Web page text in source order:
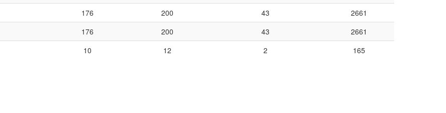
176 200 43
2661
176 200 43
2661
10 12 2 165